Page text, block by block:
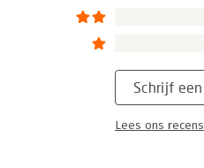
Schrijf
Lees ons